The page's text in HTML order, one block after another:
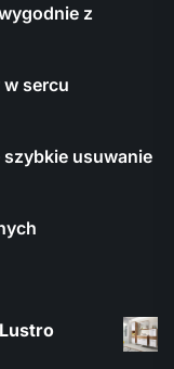
z
sercu
usuwanie